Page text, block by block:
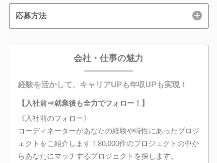
応募方法
会社・仕事の魅力
経験を活かして、キャリアUPも年収UPも実現！
【入社前⇒就業後も全力でフォロー！】
《入社前のフォロー》
コーディネーターがあなたの経験や特性にあったプロジ
ェクトをご紹介します！80,000件のプロジェクトの中か
らあなたにマッチするプロジェクトを探します。